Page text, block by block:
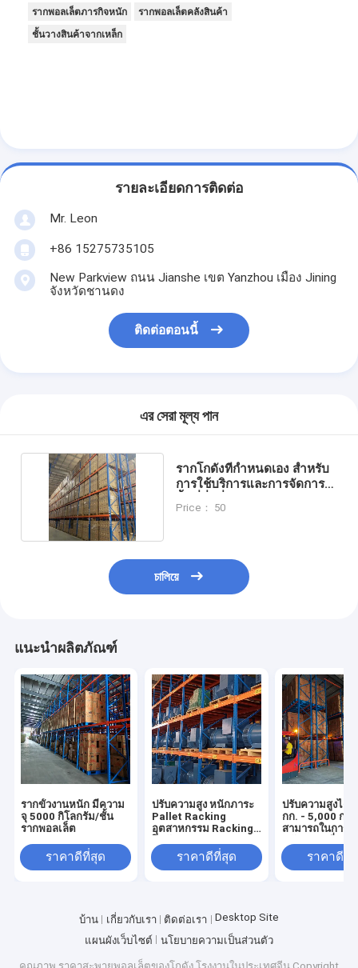
รากพอลเล็ตภารกิจหนัก
รากพอลเล็ตคลังสินค้า
ชั้นวางสินค้าจากเหล็ก
รายละเอียดการติดต่อ
Mr. Leon
+86 15275735105
New Parkview ถนน Jianshe เขต Yanzhou เมือง Jining
จังหวัดชานดง
ติดต่อตอนนี้
এর সেরা মূল্য পান
รากโกดังที่กําหนดเอง สําหรับ
การใช้บริการและการจัดการ
Price： 50
চালিয়ে
แนะนำผลิตภัณฑ์
รากขั้วงานหนัก มีความ
จุ 5000 กิโลกรัม/ชั้น
รากพอลเล็ต
ราคาดีที่สุด
ปรับความสูง หนักภาระ
Pallet Racking
อุตสาหกรรม Racking
ราคาดีที่สุด
ปรับความสูงได้
กก. - 5,000 กก.
สามารถในการรั
ถึงได้ชั้นวางพา
Heavy Duty
ราคาดีที่
บ้าน เกี่ยวกับเรา ติดต่อเรา
Desktop Site
แผนผังเว็บไซต์
นโยบายความเป็นส่วนตัว